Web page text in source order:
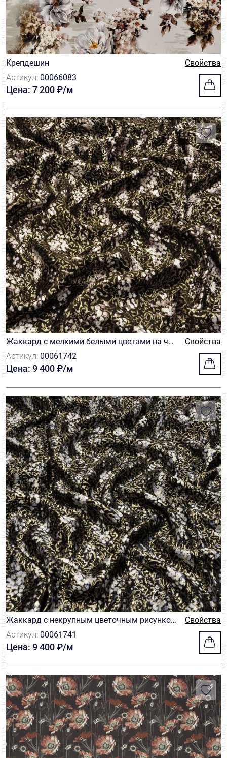
Крепдешин
Свойства
Артикул: 00066083
Цена: 7 200 ₽/м
Жаккард с мелкими белыми цветами на чер
ном фоне
Свойства
Артикул: 00061742
Цена: 9 400 ₽/м
Жаккард с некрупным цветочным рисунком
на черном фоне
Свойства
Артикул: 00061741
Цена: 9 400 ₽/м